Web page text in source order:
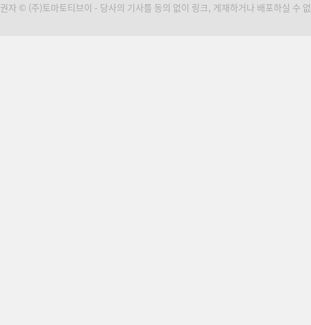
권자 © (주)토마토티브이 - 당사의 기사를 동의 없이 링크, 게재하거나 배포하실